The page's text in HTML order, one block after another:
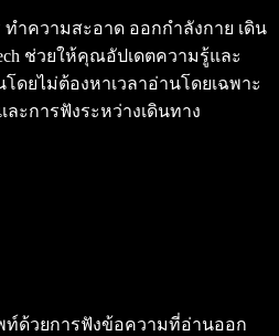
ำความสะอาด ออกกำลังกาย เดิน
ช่วยให้คุณอัปเดตความรู้และ
ดยไม่ต้องหาเวลาอ่านโดยเฉพาะ
ะการฟังระหว่างเดินทาง
ท์ด้วยการฟังข้อความที่อ่านออก